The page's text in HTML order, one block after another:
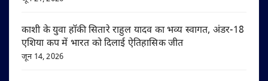
काशी के युवा हॉकी सितारे राहुल यादव का भव्य स्वागत, अंडर-18
एशिया कप में भारत को दिलाई ऐतिहासिक जीत
जून 14, 2026